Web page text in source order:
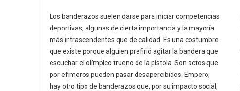
Los banderazos suelen darse para iniciar competencias
deportivas, algunas de cierta importancia y la mayoría
más intrascendentes que de calidad. Es una costumbre
que existe porque alguien prefirió agitar la bandera que
escuchar el olímpico trueno de la pistola. Son actos que
por efímeros pueden pasar desapercibidos. Empero,
hay otro tipo de banderazos que, por su impacto social,